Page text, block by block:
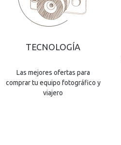
TECNOLOGÍA
Las mejores ofertas para
comprar tu equipo fotográfico y
viajero